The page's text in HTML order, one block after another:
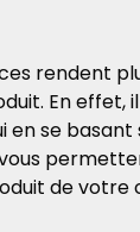
rendent
En effet,
en se basant
de votre